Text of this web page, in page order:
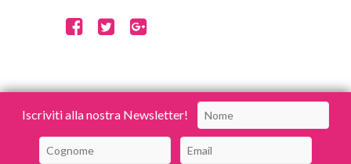
Iscriviti alla nostra Newsletter!